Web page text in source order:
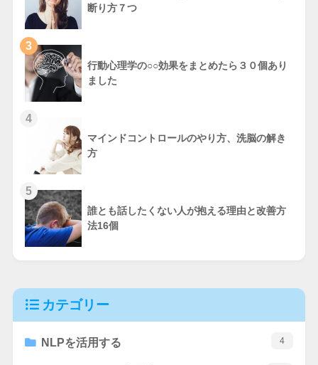
断り方７つ
3
行動心理学の○○効果をまとめたら３０個あり
ました
4
マインドコントロールのやり方、洗脳の解き
方
5
誰とも話したくない人が抱える理由と改善方
法16個
カテゴリー
NLPを活用する 4